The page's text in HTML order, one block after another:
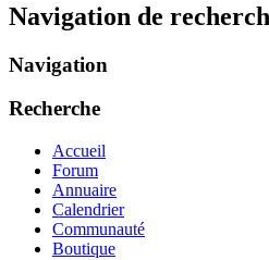
Navigation de
Navigation
Recherche
Accueil
Forum
Annuaire
Calendrier
Communauté
Boutique